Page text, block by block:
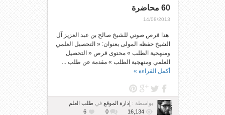
60 محاضرة
14/08/2013
هذا قرص صوتي للشيخ صالح بن عبد العزيز آل
الشيخ حفظه المولى بعنوان: « التحصيل العلمي
ومنهجية الطلب » محتوى قرص « التحصيل
العلمي ومنهجية الطلب » مقدمة عن طلب ...
أكمل القراءة »
بواسطة : إدارة الموقعفي طلب العلم
16,134
0
6